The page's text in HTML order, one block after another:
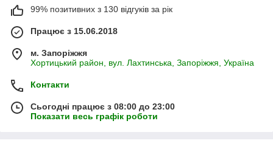
99% позитивних з 130 відгуків за рік
Працює з 15.06.2018
м. Запоріжжя
Хортицький район, вул. Лахтинська, Запоріжжя, Україна
Контакти
Сьогодні працює з 08:00 до 23:00
Показати весь графік роботи